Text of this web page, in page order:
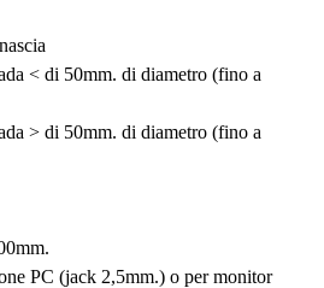
< di 50mm. di diametro (fino a
> di 50mm. di diametro (fino a
PC (jack 2,5mm.) o per monitor